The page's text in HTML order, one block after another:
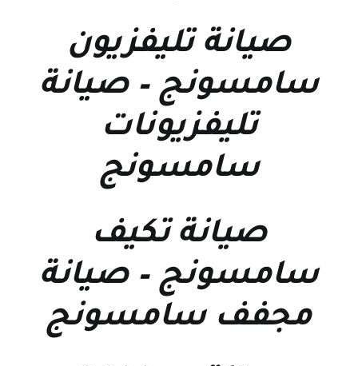
صيانة تليفزيون
سامسونج –صيانة
تليفزيونات
سامسونج
صيانة تكيف
سامسونج – صيانة
مجفف سامسونج